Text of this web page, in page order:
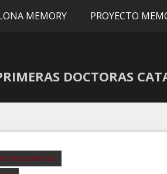
MEMORY PROYECTO
DOCTORAS
impactantes